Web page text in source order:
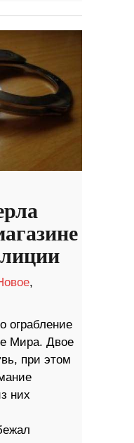
,
ограбление
Мира. Двое
при этом
них